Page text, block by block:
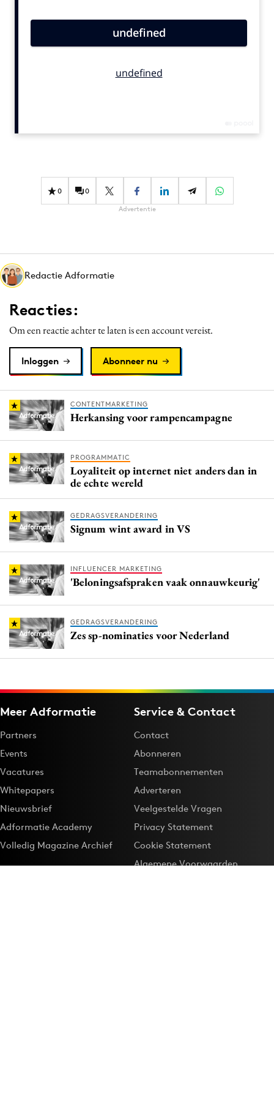
Carriere
Diversiteit
Interne communicatie
Martech
Media
Merkstrategie
PR
Purpose Marketing
Reputatie & crisis
0 0
Advertentie
Redactie Adformatie
Reacties:
Om een reactie achter te laten is een account vereist.
Inloggen Abonneer nu
CONTENTMARKETING
Herkansing voor rampencampagne
PROGRAMMATIC
Loyaliteit op internet niet anders dan in
de echte wereld
GEDRAGSVERANDERING
Signum wint award in VS
INFLUENCER MARKETING
'Beloningsafspraken vaak onnauwkeurig'
GEDRAGSVERANDERING
Zes sp-nominaties voor Nederland
Meer Adformatie
Partners
Events
Vacatures
Whitepapers
Nieuwsbrief
Adformatie Academy
Volledig Magazine Archief
Service & Contact
Contact
Abonneren
Teamabonnementen
Adverteren
Veelgestelde Vragen
Privacy Statement
Cookie Statement
Algemene Voorwaarden